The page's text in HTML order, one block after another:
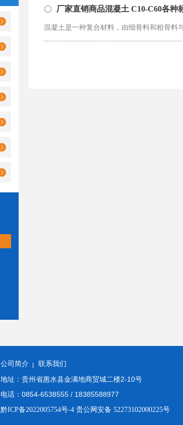
厂家直销商品混凝土 C10-C60各种
公司简介 联系我们
地址：贵州省惠水县金满地商贸城二楼2-10号
电话：0854-6538555 / 18385588977
黔ICP备2022005754号-4 贵公网安备 52273102000225号